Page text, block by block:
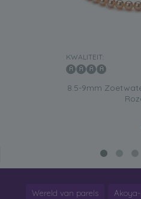
KWALITEIT:
8.5-9mm
Wereld van parels